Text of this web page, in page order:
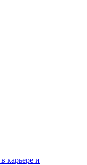
карьере и